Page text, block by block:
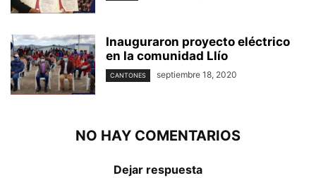
Inauguraron proyecto eléctrico
en la comunidad Llío
CANTONES septiembre 18, 2020
NO HAY COMENTARIOS
Dejar respuesta